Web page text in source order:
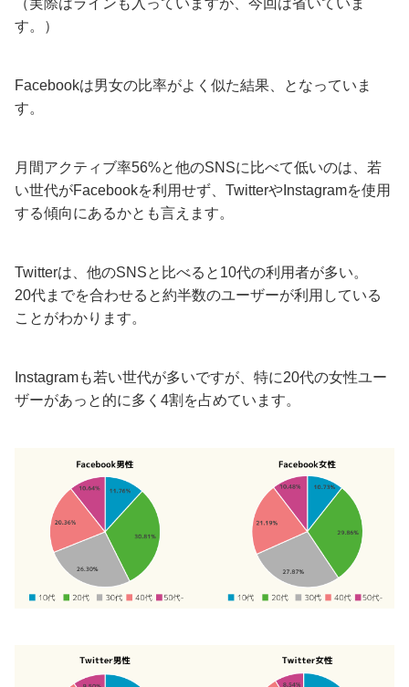
（実際はラインも入っていますが、今回は省いていま
す。）
Facebookは男女の比率がよく似た結果、となっていま
す。
月間アクティブ率56%と他のSNSに比べて低いのは、若
い世代がFacebookを利用せず、TwitterやInstagramを使用
する傾向にあるかとも言えます。
Twitterは、他のSNSと比べると10代の利用者が多い。
20代までを合わせると約半数のユーザーが利用している
ことがわかります。
Instagramも若い世代が多いですが、特に20代の女性ユー
ザーがあっと的に多く4割を占めています。